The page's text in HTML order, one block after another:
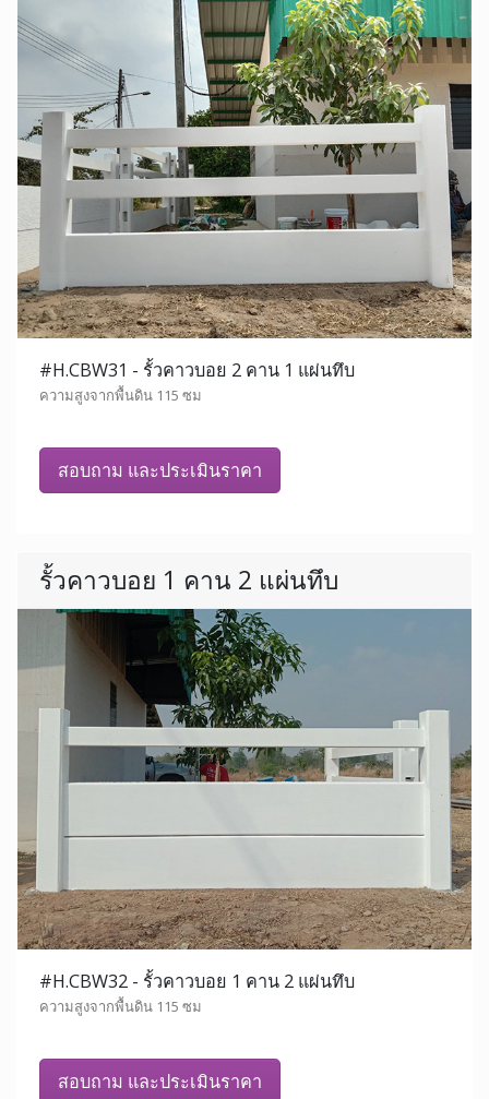
#H.CBW31 - รั้วคาวบอย 2 คาน 1 แผ่นทึบ
ความสูงจากพื้นดิน 115 ซม
สอบถาม และประเมินราคา
รั้วคาวบอย 1 คาน 2 แผ่นทึบ
#H.CBW32 - รั้วคาวบอย 1 คาน 2 แผ่นทึบ
ความสูงจากพื้นดิน 115 ซม
สอบถาม และประเมินราคา